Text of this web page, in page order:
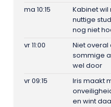
ma 10:15
Kabinet wil
nuttige
nog niet
vr 11:00
Niet overal
sommige
wel door
vr 09:15
Iris maakt
en wint